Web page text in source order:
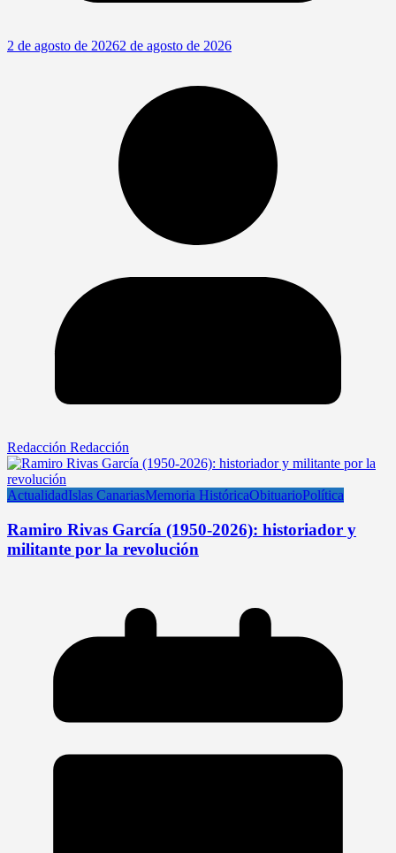
2 de agosto de 20262 de agosto de 2026
Redacción Redacción
ActualidadIslas CanariasMemoria HistóricaObituarioPolítica
Ramiro Rivas García (1950-2026): historiador y
militante por la revolución